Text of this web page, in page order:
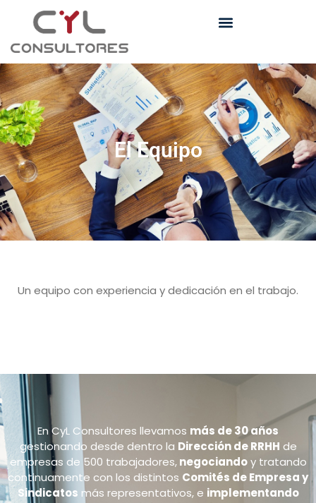
El Equipo
Un equipo con experiencia y dedicación en el trabajo.
En CyL Consultores llevamos más de 30 años
gestionando desde dentro la Dirección de RRHH de
empresas de 500 trabajadores,negociandoy tratando
continuamente con los distintos Comités de Empresa y
Sindicatos más representativos, e implementando